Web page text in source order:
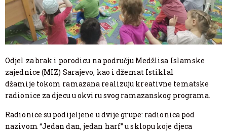
Odjel za brak i porodicu na području Medžlisa Islamske
zajednice (MIZ) Sarajevo, kao i džemat Istiklal
džamije tokom ramazana realizuju kreativne tematske
radionice za djecu u okviru svog ramazanskog programa.
Radionice su podijeljene u dvije grupe: radionica pod
nazivom “Jedan dan, jedan harf” u sklopu koje djeca